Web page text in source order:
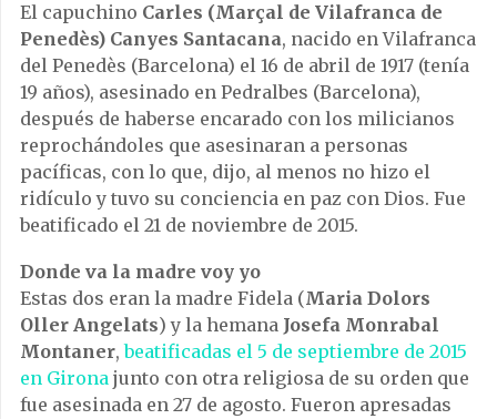
El capuchino Carles (Marçal de Vilafranca de
Penedès) Canyes Santacana, nacido en Vilafranca
del Penedès (Barcelona) el 16 de abril de 1917 (tenía
19 años), asesinado en Pedralbes (Barcelona),
después de haberse encarado con los milicianos
reprochándoles que asesinaran a personas
pacíficas, con lo que, dijo, al menos no hizo el
ridículo y tuvo su conciencia en paz con Dios. Fue
beatificado el 21 de noviembre de 2015.
Donde va la madre voy yo
Estas dos eran la madre Fidela (Maria Dolors
Oller Angelats) y la hemana Josefa Monrabal
Montaner,beatificadas el 5 de septiembre de 2015
en Girona junto con otra religiosa de su orden que
fue asesinada en 27 de agosto. Fueron apresadas